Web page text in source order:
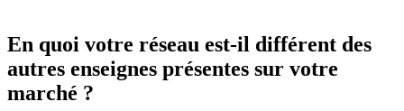
En quoi votre réseau est-il différent des
autres enseignes présentes sur votre
marché ?